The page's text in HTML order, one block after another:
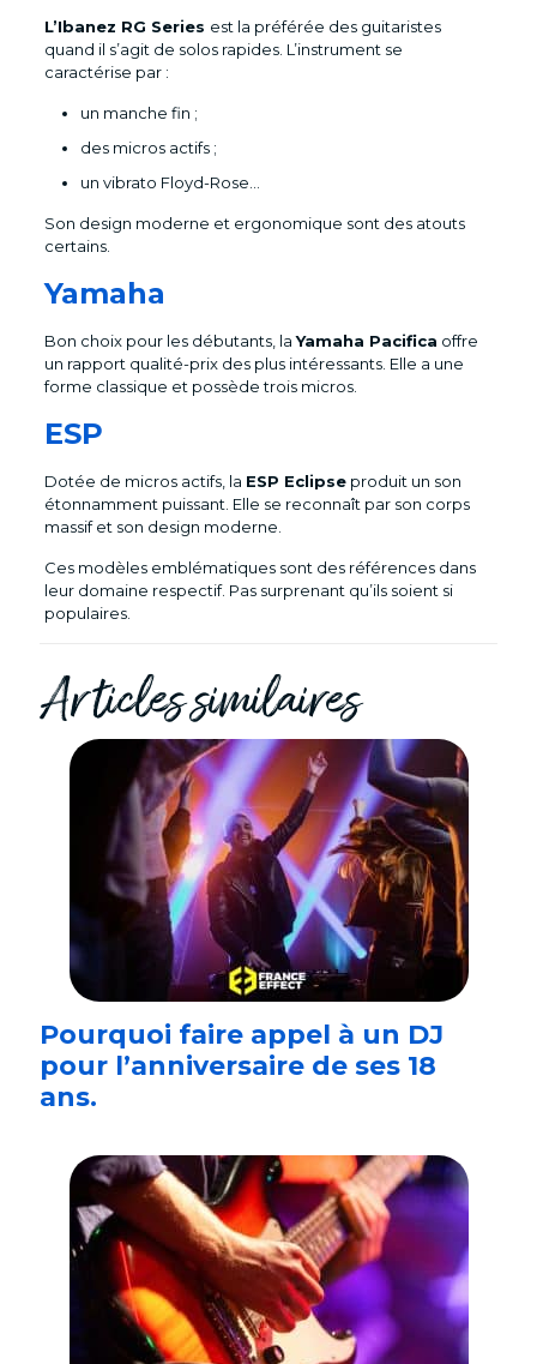
L’Ibanez RG Series est la préférée des guitaristes
quand il s’agit de solos rapides. L’instrument se
caractérise par :
un manche fin ;
des micros actifs ;
un vibrato Floyd-Rose…
Son design moderne et ergonomique sont des atouts
certains.
Yamaha
Bon choix pour les débutants, laYamaha Pacifica offre
un rapport qualité-prix des plus intéressants. Elle a une
forme classique et possède trois micros.
ESP
Dotée de micros actifs, la ESP Eclipseproduit un son
étonnamment puissant. Elle se reconnaît par son corps
massif et son design moderne.
Ces modèles emblématiques sont des références dans
leur domaine respectif. Pas surprenant qu’ils soient si
populaires.
Articles similaires
Pourquoi faire appel à un DJ
pour l’anniversaire de ses 18
ans.